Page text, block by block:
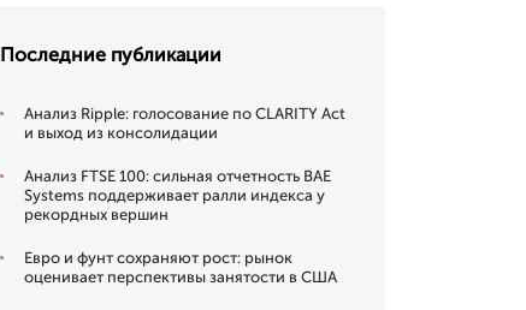
Последние публикации
Анализ Ripple: голосование по CLARITY Act
и выход из консолидации
Анализ FTSE 100: сильная отчетность BAE
Systems поддерживает ралли индекса у
рекордных вершин
Евро и фунт сохраняют рост: рынок
оценивает перспективы занятости в США